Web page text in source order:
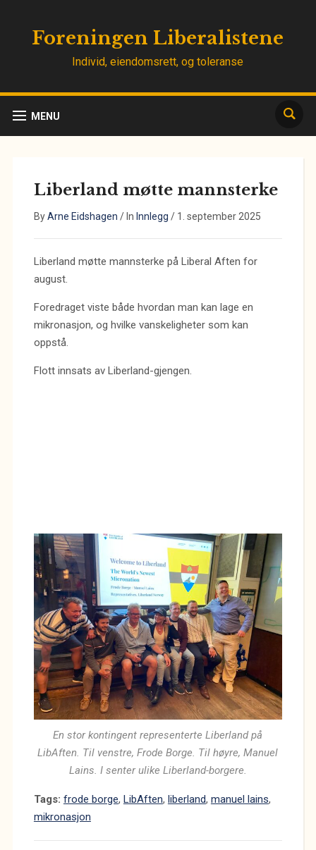
Foreningen Liberalistene
Individ, eiendomsrett, og toleranse
MENU
Liberland møtte mannsterke
ByArne Eidshagen / In Innlegg / 1. september 2025
Liberland møtte mannsterke på Liberal Aften for
august.
Foredraget viste både hvordan man kan lage en
mikronasjon, og hvilke vanskeligheter som kan
oppstå.
Flott innsats av Liberland-gjengen.
En stor kontingent representerte Liberland på
LibAften. Til venstre, Frode Borge. Til høyre, Manuel
Lains. I senter ulike Liberland-borgere.
Tags: frode borge, LibAften, liberland, manuel lains,
mikronasjon